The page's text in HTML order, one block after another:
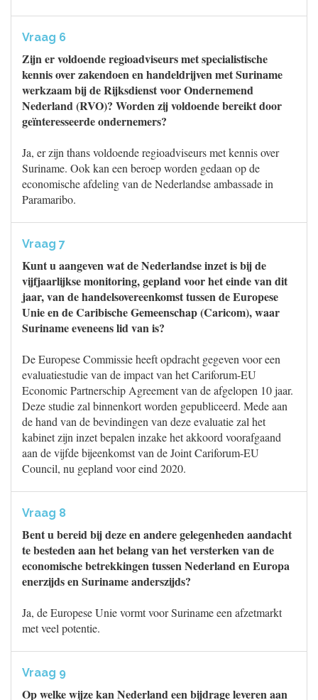
Vraag 6
Zijn er voldoende regioadviseurs met specialistische
kennis over zakendoen en handeldrijven met Suriname
werkzaam bij de Rijksdienst voor Ondernemend
Nederland (RVO)? Worden zij voldoende bereikt door
geïnteresseerde ondernemers?
Ja, er zijn thans voldoende regioadviseurs met kennis over
Suriname. Ook kan een beroep worden gedaan op de
economische afdeling van de Nederlandse ambassade in
Paramaribo.
Vraag 7
Kunt u aangeven wat de Nederlandse inzet is bij de
vijfjaarlijkse monitoring, gepland voor het einde van dit
jaar, van de handelsovereenkomst tussen de Europese
Unie en de Caribische Gemeenschap (Caricom), waar
Suriname eveneens lid van is?
De Europese Commissie heeft opdracht gegeven voor een
evaluatiestudie van de impact van het Cariforum-EU
Economic Partnerschip Agreement van de afgelopen 10 jaar.
Deze studie zal binnenkort worden gepubliceerd. Mede aan
de hand van de bevindingen van deze evaluatie zal het
kabinet zijn inzet bepalen inzake het akkoord voorafgaand
aan de vijfde bijeenkomst van de Joint Cariforum-EU
Council, nu gepland voor eind 2020.
Vraag 8
Bent u bereid bij deze en andere gelegenheden aandacht
te besteden aan het belang van het versterken van de
economische betrekkingen tussen Nederland en Europa
enerzijds en Suriname anderszijds?
Ja, de Europese Unie vormt voor Suriname een afzetmarkt
met veel potentie.
Vraag 9
Op welke wijze kan Nederland een bijdrage leveren aan